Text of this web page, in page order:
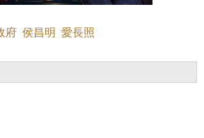
府 侯昌明 愛長照